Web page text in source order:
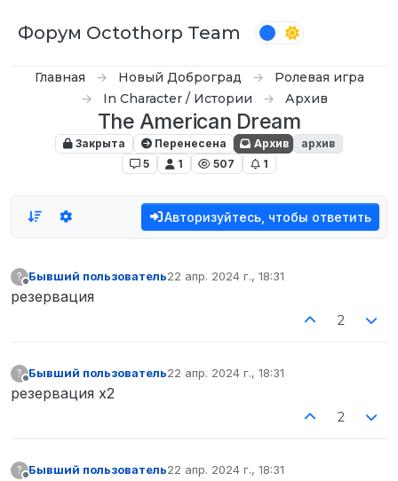
Форум Octothorp Team
Главная Новый Доброград
Ролевая игра
In Character / Истории
Архив
The American Dream
Закрыта Перенесена Архив
архив
5
1 507 1
Авторизуйтесь, чтобы ответить
? Бывший пользователь22 апр. 2024 г., 18:31
отредактировано
резервация
2
? Бывший пользователь22 апр. 2024 г., 18:31
отредактировано
резервация х2
2
? Бывший пользователь22 апр. 2024 г., 18:31
отредактировано